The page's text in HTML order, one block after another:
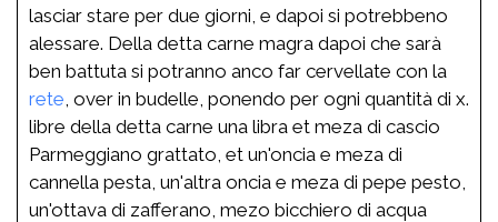
lasciar stare per due giorni, e dapoi si potrebbeno
alessare. Della detta carne magra dapoi che sarà
ben battuta si potranno anco far cervellate con la
rete , over in budelle, ponendo per ogni quantità di x.
libre della detta carne una libra et meza di cascio
Parmeggiano grattato, et un'oncia e meza di
cannella pesta, un'altra oncia e meza di pepe pesto,
un'ottava di zafferano, mezo bicchiero di acqua